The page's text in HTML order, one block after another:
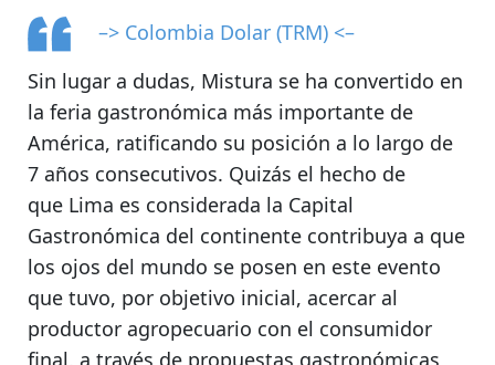
–> Colombia Dolar (TRM) <–
Sin lugar a dudas, Mistura se ha convertido en
la feria gastronómica más importante de
América, ratificando su posición a lo largo de
7 años consecutivos. Quizás el hecho de
que Lima es considerada la Capital
Gastronómica del continente contribuya a que
los ojos del mundo se posen en este evento
que tuvo, por objetivo inicial, acercar al
productor agropecuario con el consumidor
final, a través de propuestas gastronómicas